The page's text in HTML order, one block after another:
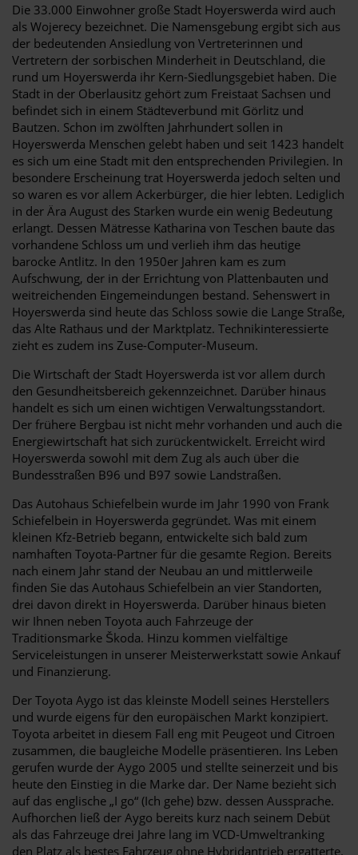
Die 33.000 Einwohner große Stadt Hoyerswerda wird auch
als Wojerecy bezeichnet. Die Namensgebung ergibt sich aus
der bedeutenden Ansiedlung von Vertreterinnen und
Vertretern der sorbischen Minderheit in Deutschland, die
rund um Hoyerswerda ihr Kern-Siedlungsgebiet haben. Die
Stadt in der Oberlausitz gehört zum Freistaat Sachsen und
befindet sich in einem Städteverbund mit Görlitz und
Bautzen. Schon im zwölften Jahrhundert sollen in
Hoyerswerda Menschen gelebt haben und seit 1423 handelt
es sich um eine Stadt mit den entsprechenden Privilegien. In
besondere Erscheinung trat Hoyerswerda jedoch selten und
so waren es vor allem Ackerbürger, die hier lebten. Lediglich
in der Ära August des Starken wurde ein wenig Bedeutung
erlangt. Dessen Mätresse Katharina von Teschen baute das
vorhandene Schloss um und verlieh ihm das heutige
barocke Antlitz. In den 1950er Jahren kam es zum
Aufschwung, der in der Errichtung von Plattenbauten und
weitreichenden Eingemeindungen bestand. Sehenswert in
Hoyerswerda sind heute das Schloss sowie die Lange Straße,
das Alte Rathaus und der Marktplatz. Technikinteressierte
zieht es zudem ins Zuse-Computer-Museum.
Die Wirtschaft der Stadt Hoyerswerda ist vor allem durch
den Gesundheitsbereich gekennzeichnet. Darüber hinaus
handelt es sich um einen wichtigen Verwaltungsstandort.
Der frühere Bergbau ist nicht mehr vorhanden und auch die
Energiewirtschaft hat sich zurückentwickelt. Erreicht wird
Hoyerswerda sowohl mit dem Zug als auch über die
Bundesstraßen B96 und B97 sowie Landstraßen.
Das Autohaus Schiefelbein wurde im Jahr 1990 von Frank
Schiefelbein in Hoyerswerda gegründet. Was mit einem
kleinen Kfz-Betrieb begann, entwickelte sich bald zum
namhaften Toyota-Partner für die gesamte Region. Bereits
nach einem Jahr stand der Neubau an und mittlerweile
finden Sie das Autohaus Schiefelbein an vier Standorten,
drei davon direkt in Hoyerswerda. Darüber hinaus bieten
wir Ihnen neben Toyota auch Fahrzeuge der
Traditionsmarke Škoda. Hinzu kommen vielfältige
Serviceleistungen in unserer Meisterwerkstatt sowie Ankauf
und Finanzierung.
Der Toyota Aygo ist das kleinste Modell seines Herstellers
und wurde eigens für den europäischen Markt konzipiert.
Toyota arbeitet in diesem Fall eng mit Peugeot und Citroen
zusammen, die baugleiche Modelle präsentieren. Ins Leben
gerufen wurde der Aygo 2005 und stellte seinerzeit und bis
heute den Einstieg in die Marke dar. Der Name bezieht sich
auf das englische „I go“ (Ich gehe) bzw. dessen Aussprache.
Aufhorchen ließ der Aygo bereits kurz nach seinem Debüt
als das Fahrzeuge drei Jahre lang im VCD-Umweltranking
den Platz als bestes Fahrzeug ohne Hybridantrieb ergatterte.